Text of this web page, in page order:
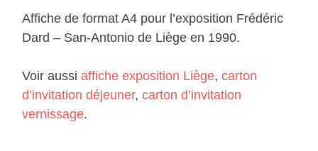
Affiche de format A4 pour l’exposition Frédéric
Dard – San-Antonio de Liège en 1990.
Voir aussiaffiche exposition Liège,carton
d’invitation déjeuner,carton d’invitation
vernissage.